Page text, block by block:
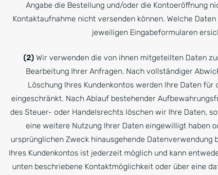
Angabe die Bestellung und/oder die Kontoeröffnung
Kontaktaufnahme nicht versenden können. Welche
jeweiligen Eingabeformularen
(2)Wir verwenden die von ihnen mitgeteilten Daten
Bearbeitung Ihrer Anfragen. Nach vollständiger
Löschung Ihres Kundenkontos werden Ihre Daten
eingeschränkt. Nach Ablauf bestehender
des Steuer- oder Handelsrechts löschen wir Ihre Daten,
eine weitere Nutzung Ihrer Daten eingewilligt haben
ursprünglichen Zweck hinausgehende Datenverwendung
Ihres Kundenkontos ist jederzeit möglich und kann
unten beschriebene Kontaktmöglichkeit oder über eine